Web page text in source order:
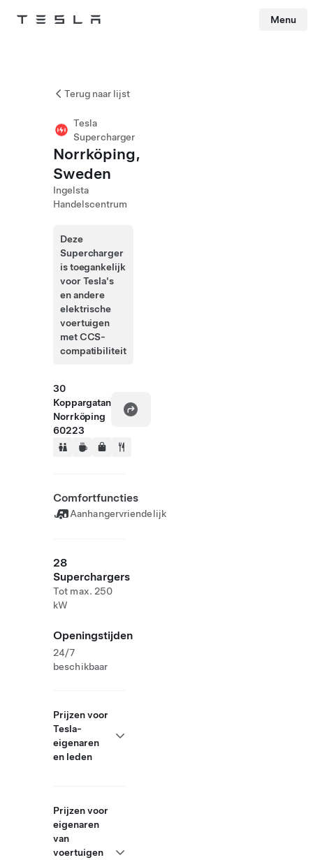
Tesla Menu
Terug naar lijst
Tesla
Supercharger
Norrköping,
Sweden
Ingelsta
Handelscentrum
Deze
Supercharger
is toegankelijk
voor Tesla's
en andere
elektrische
voertuigen
met CCS-
compatibiliteit
30
Koppargatan
Norrköping
60223
Comfortfuncties
Aanhangervriendelijk
28
Superchargers
Tot max. 250
kW
Openingstijden
24/7
beschikbaar
Prijzen voor
Tesla-
eigenaren
en leden
Prijzen voor
eigenaren
van
voertuigen